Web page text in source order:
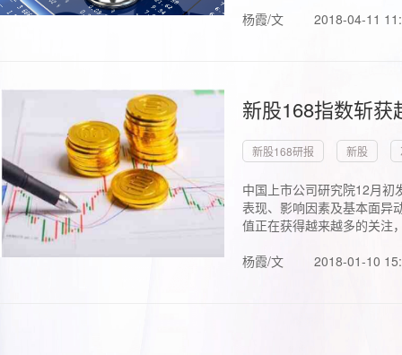
杨霞/文 2018-04-11
新股168指数斩
新股168研报 新股
中国上市公司研究院12月初
表现、影响因素及基本面异
值正在获得越来越多的关注
杨霞/文
2018-01-10